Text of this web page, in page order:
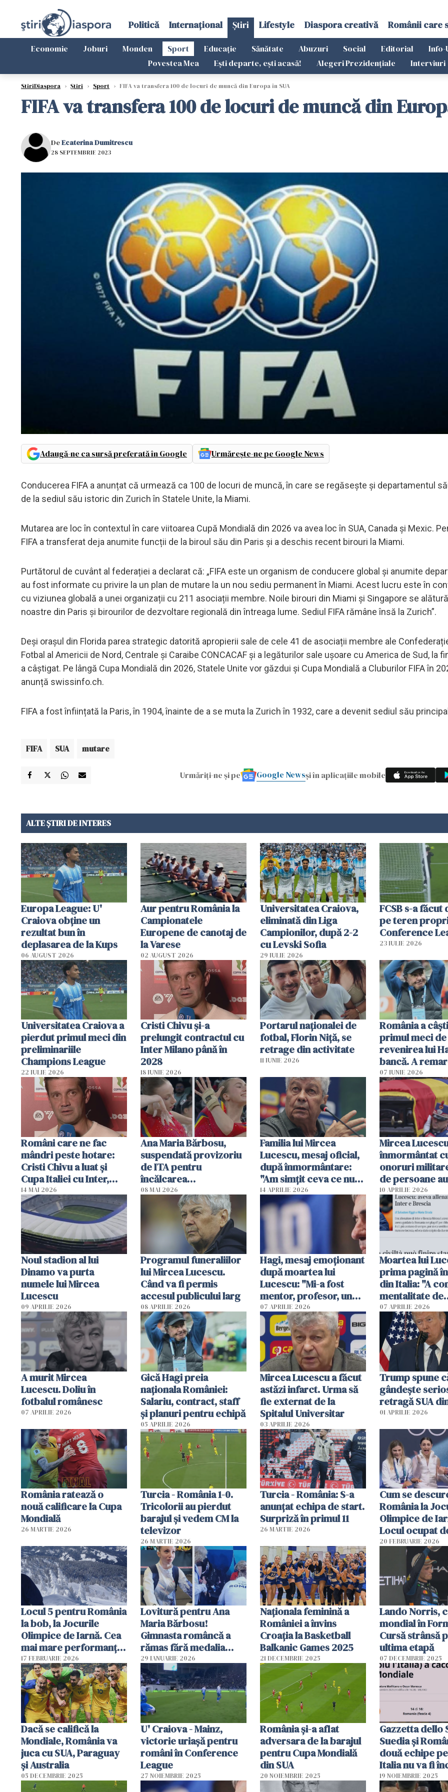
Politică Internațional Știri Lifestyle Diaspora creativă Românii care
Economie Joburi Monden Sport Educație Sănătate Abuzuri Social Editorial Info-
Povestea Mea
Ești departe, ești acasă! Alegeri Prezidențiale Interviuri
StiriDiaspora › Știri › Sport › FIFA va transfera 100 de locuri de muncă din Europa în SUA
FIFA va transfera 100 de locuri de muncă din
DeEcaterina Dumitrescu
28 SEPTEMBRIE 2023
Adaugă-ne ca sursă preferată în Google Urmărește-ne pe Google News
Conducerea FIFA a anunțat că urmează ca 100 de locuri de muncă, în care se regăsește și departamentul
de la sediul său istoric din Zurich în Statele Unite, la Miami.
Mutarea are loc în contextul în care viitoarea Cupă Mondială din 2026 va avea loc în SUA, Canada și Mexic.
FIFA a transferat deja anumite funcții de la biroul său din Paris și a deschis recent birouri la Miami.
Purtătorul de cuvânt al federației a declarat că: „FIFA este un organism de conducere global și anumite
au fost informate cu privire la un plan de mutare la un nou sediu permanent în Miami. Acest lucru este în
cu viziunea globală a unei organizații cu 211 asociații membre. Noile birouri din Miami și Singapore se
noastre din Paris și birourilor de dezvoltare regională din întreaga lume. Sediul FIFA rămâne însă la Zurich”.
Deși orașul din Florida parea strategic datorită apropierii sale de cele 41 de asociații membre ale
Fotbal al Americii de Nord, Centrale și Caraibe CONCACAF și a legăturilor sale ușoare cu America de Sud, la
a câștigat. Pe lângă Cupa Mondială din 2026, Statele Unite vor găzdui și Cupa Mondială a Cluburilor FIFA în
anunță swissinfo.ch.
FIFA a fost înființată la Paris, în 1904, înainte de a se muta la Zurich în 1932, care a devenit sediul său
FIFA SUA mutare
Urmăriți-ne și pe Google Newsși în aplicațiile mobile
ALTE ȘTIRI DE INTERES
Europa League: U'
Craiova obține un
rezultat bun în
deplasarea de la Kups
06 AUGUST 2026
Aur pentru România la
Campionatele
Europene de canotaj de
la Varese
02 AUGUST 2026
Universitatea Craiova,
eliminată din Liga
Campionilor, după 2-2
cu Levski Sofia
29 IULIE 2026
FCSB s-a făcut
pe teren
Conference
23 IULIE 2026
Universitatea Craiova a
pierdut primul meci din
preliminariile
Champions League
22 IULIE 2026
Cristi Chivu şi-a
prelungit contractul cu
Inter Milano până în
2028
18 IUNIE 2026
Portarul naționalei de
fotbal, Florin Niță, se
retrage din activitate
11 IUNIE 2026
România a
primul meci de
revenirea lui
bancă. A
jucător
07 IUNIE 2026
Români care ne fac
mândri peste hotare:
Cristi Chivu a luat și
Cupa Italiei cu Inter,
după ce a câștigat
campionatul
14 MAI 2026
Ana Maria Bărbosu,
suspendată provizoriu
de ITA pentru
încălcarea
regulamentului
antidoping
08 MAI 2026
Familia lui Mircea
Lucescu, mesaj oficial,
după înmormântare:
"Am simțit ceva ce nu
credeam posibil"
14 APRILIE 2026
Mircea
înmormântat
onoruri
de persoane au
participat la
Biserica Sfântul
Elefterie
10 APRILIE 2026
Noul stadion al lui
Dinamo va purta
numele lui Mircea
Lucescu
09 APRILIE 2026
Programul funeraliilor
lui Mircea Lucescu.
Când va fi permis
accesul publicului larg
08 APRILIE 2026
Hagi, mesaj emoționant
după moartea lui
Lucescu: "Mi-a fost
mentor, profesor, un
om care a crezut în
mine"
07 APRILIE 2026
Moartea lui
prima pagină
din Italia: "A
mentalitate de
învingător"
07 APRILIE 2026
A murit Mircea
Lucescu. Doliu în
fotbalul românesc
07 APRILIE 2026
Gică Hagi preia
naționala României:
Salariu, contract, staff
și planuri pentru echipă
05 APRILIE 2026
Mircea Lucescu a făcut
astăzi infarct. Urma să
fie externat de la
Spitalul Universitar
03 APRILIE 2026
Trump spune
gândeşte
retragă SUA
01 APRILIE 2026
România ratează o
nouă calificare la Cupa
Mondială
26 MARTIE 2026
Turcia - România 1-0.
Tricolorii au pierdut
barajul și vedem CM la
televizor
26 MARTIE 2026
Turcia - România: S-a
anunțat echipa de start.
Surpriză în primul 11
26 MARTIE 2026
Cum se
România la
Olimpice de
Locul ocupat
Sauter la
20 FEBRUARIE 2026
Locul 5 pentru România
la bob, la Jocurile
Olimpice de Iarnă. Cea
mai mare performanță
din ultimii 34 de ani
17 FEBRUARIE 2026
Lovitură pentru Ana
Maria Bărbosu!
Gimnasta româncă a
rămas fără medalia
olimpică
29 IANUARIE 2026
Naționala feminină a
României a învins
Croația la Basketball
Balkanic Games 2025
21 DECEMBRIE 2025
Lando Norris,
mondial în
Cursă strânsă
ultima etapă
07 DECEMBRIE 2025
Dacă se califică la
Mondiale, România va
juca cu SUA, Paraguay
şi Australia
05 DECEMBRIE 2025
U' Craiova - Mainz,
victorie uriașă pentru
români în Conference
League
27 NOIEMBRIE 2025
România și-a aflat
adversara de la barajul
pentru Cupa Mondială
din SUA
20 NOIEMBRIE 2025
Gazzetta dello
Suedia şi
două echipe
Italia nu va fi
să le
barajul pentru
19 NOIEMBRIE 2025